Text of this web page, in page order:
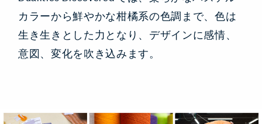
カラーから鮮やかな柑橘系の色調まで、色は
生き生きとした力となり、デザインに感情、
意図、変化を吹き込みます。